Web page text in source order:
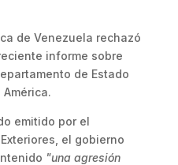
de Venezuela rechazó
informe sobre
de Estado
emitido por el
el gobierno
"una agresión